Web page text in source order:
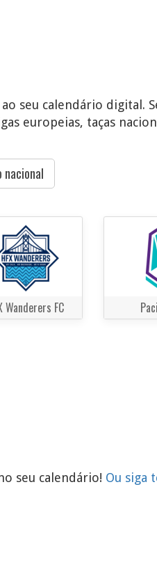
seu calendário digital.
europeias, taças
nacional
Wanderers FC
seu calendário! Ou siga